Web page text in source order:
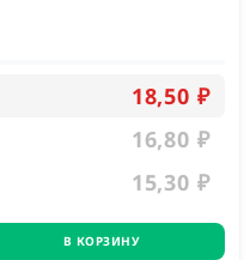
18,50 ₽
16,80 ₽
15,30 ₽
В КОРЗИНУ